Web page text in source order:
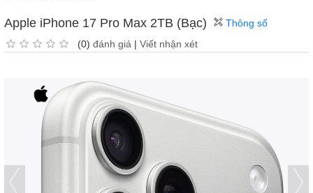
Apple iPhone 17 Pro Max 2TB (Bạc)
(0) đánh giá | Viết nhận xét
Thông số